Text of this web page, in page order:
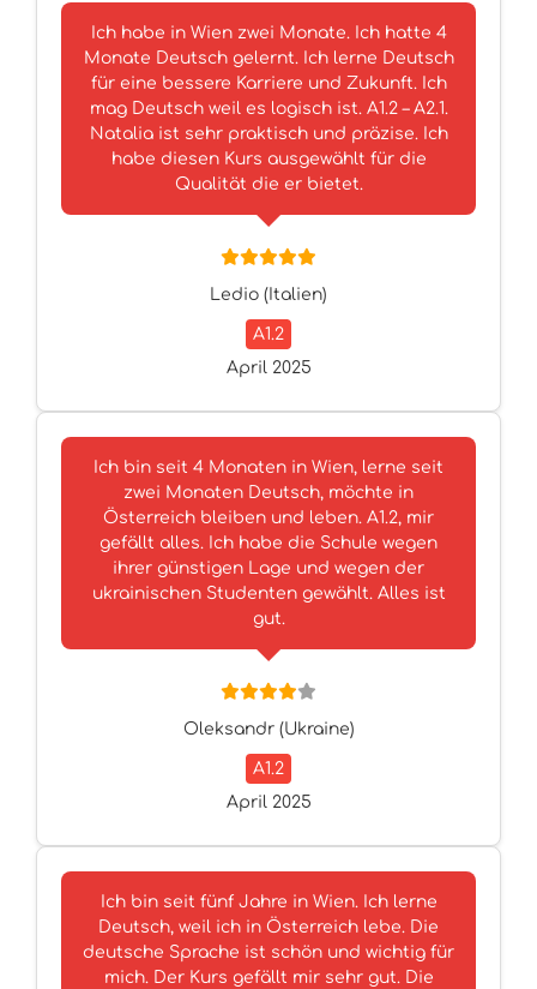
Ich habe in Wien zwei Monate. Ich hatte 4
Monate Deutsch gelernt. Ich lerne Deutsch
für eine bessere Karriere und Zukunft. Ich
mag Deutsch weil es logisch ist. A1.2 – A2.1.
Natalia ist sehr praktisch und präzise. Ich
habe diesen Kurs ausgewählt für die
Qualität die er bietet.
Ledio (Italien)
A1.2
April 2025
Ich bin seit 4 Monaten in Wien, lerne seit
zwei Monaten Deutsch, möchte in
Österreich bleiben und leben. A1.2, mir
gefällt alles. Ich habe die Schule wegen
ihrer günstigen Lage und wegen der
ukrainischen Studenten gewählt. Alles ist
gut.
Oleksandr (Ukraine)
A1.2
April 2025
Ich bin seit fünf Jahre in Wien. Ich lerne
Deutsch, weil ich in Österreich lebe. Die
deutsche Sprache ist schön und wichtig für
mich. Der Kurs gefällt mir sehr gut. Die